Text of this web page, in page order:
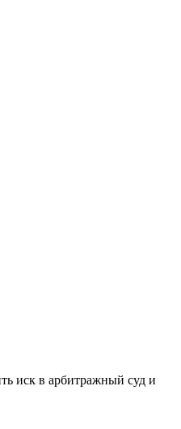
иск в арбитражный суд и